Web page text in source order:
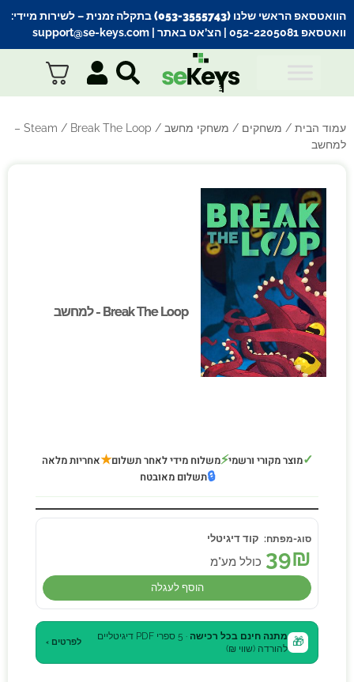
הוואטסאפ הראשי שלנו (053-3555743) בתקלה זמנית
– לשירות מיידי:
וואטסאפ 052-2205081
| הצ’אט באתר | support@se-keys.com
עמוד הבית / משחקים / משחקי מחשב /
Steam
/ Break The Loop –
למחשב
Break The Loop - למחשב
Break The Loop - למחשב
✓מוצר מקורי ורשמי⚡משלוח מידי לאחר תשלום★אחריות מלאה
🔒תשלום מאובטח
קוד דיגיטלי
39₪ כולל מע"מ
הוסף לעגלה
🎁 מתנה חינם בכל רכישה
· 5 ספרי PDF דיגיטליים
להורדה (שווי ₪)
לפרטים ›